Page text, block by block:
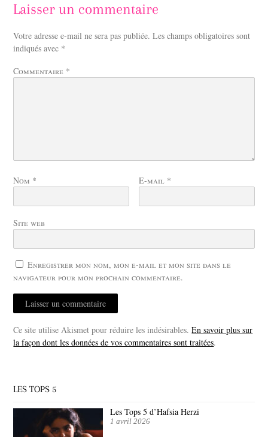
Laisser un commentaire
Votre adresse e-mail ne sera pas publiée. Les champs obligatoires sont
indiqués avec *
Commentaire *
Nom * E-mail *
Site web
Enregistrer mon nom, mon e-mail et mon site dans le
navigateur pour mon prochain commentaire.
Ce site utilise Akismet pour réduire les indésirables.En savoir plus sur
la façon dont les données de vos commentaires sont traitées.
LES TOPS 5
Les Tops 5 d’Hafsia Herzi
1 avril 2026